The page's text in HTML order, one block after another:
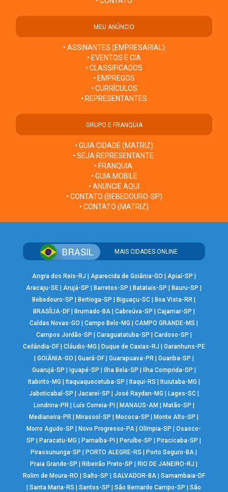
MEU ANÚNCIO
• ASSINANTES (EMPRESARIAL)
• EVENTOS E CIA
• CLASSIFICADOS
• EMPREGOS
• CURRÍCULOS
• REPRESENTANTES
GRUPO E FRANQUIA
• GUIA CIDADE (MATRIZ)
• SEJA REPRESENTANTE
• FRANQUIA
• GUIA MOBILE
• ANUNCIE AQUI
• CONTATO (BEBEDOURO-SP)
• CONTATO (MATRIZ)
MAIS CIDADES ONLINE
Angra dos Reis-RJ Aparecida de Goiânia-GO Apiaí-SP
Aracaju-SE |Arujá-SP Barretos-SP Batatais-SP Bauru-SP
Bebedouro-SP
Bertioga-SP Biguaçu-SC Boa Vista-RR
BRASÍLIA-DF| Brumado-BA| Cabreúva-SP Cajamar-SP
Caldas Novas-GO
|Campo Belo-MG |CAMPO GRANDE-MS
Campos Jordão-SP
Caraguatatuba-SP Cardoso-SP
Ceilândia-DF| Cláudio-MG Duque de Caxias-RJ
Garanhuns-PE
GOIÂNIA-GO Guará-DF| Guarapuava-PR| Guariba-SP
Guarujá-SP
Iguapé-SP Ilha Bela-SP Ilha Comprida-SP
Itabirito-MG
Itaquaquecetuba-SP Itaqui-RS Ituiutaba-MG
Jaboticabal-SP
Jacareí-SP José Raydan-MG Lages-SC|
Londrina-PR| Luís Correia-PI MANAUS-AM Matão-SP
Medianeira-PR
Mirassol-SP Mococa-SP Monte Alto-SP
Morro Agudo-SP
Novo Progresso-PA |Olímpia-SP |Osasco-
SP
Paracatu-MG Parnaíba-PI Peruíbe-SP Piracicaba-SP
Pirassununga-SP
PORTO ALEGRE-RS Porto Seguro-BA
Praia Grande-SP
Ribeirão Preto-SP RIO DE JANEIRO-RJ
Rolim de Moura-RO
Salto-SP SALVADOR-BA| Samambaia-DF
|Santa Maria-RS |Santos-SP |São Bernardo Campo-SP |São